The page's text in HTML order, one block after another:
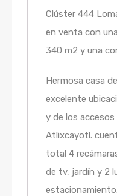
Clúster 444
en venta con
340 m2 y una
Hermosa casa
excelente
y de los
Atlixcayotl.
total 4
de tv, jardín y 2
estacionamiento.